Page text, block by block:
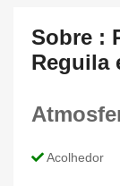
Sobre :
Reguila
Acolhedor